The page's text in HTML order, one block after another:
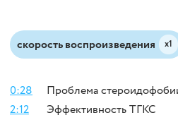
скорость воспроизведения х1
0:28
Проблема
2:12
Эффективность ТГКС